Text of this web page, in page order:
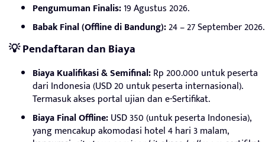
Pengumuman Finalis:19 Agustus 2026.
Babak Final (Offline di Bandung):24 – 27 September 2026.
💡 Pendaftaran dan Biaya
Biaya Kualifikasi & Semifinal:Rp 200.000 untuk peserta
dari Indonesia (USD 20 untuk peserta internasional).
Termasuk akses portal ujian dan e-Sertifikat.
Biaya Final Offline:USD 350 (untuk peserta Indonesia),
yang mencakup akomodasi hotel 4 hari 3 malam,